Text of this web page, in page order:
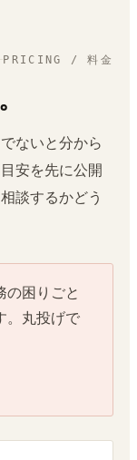
PRICING / 料金
ないと分から
安を先に公開
談するかどう
の困りごと
。丸投げで